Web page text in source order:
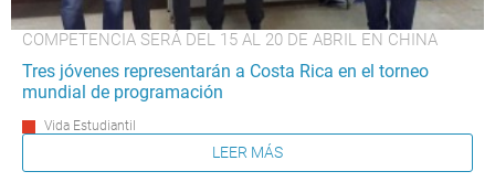
COMPETENCIA SERÁ DEL 15 AL 20 DE ABRIL EN CHINA
Tres jóvenes representarán a Costa Rica en el torneo
mundial de programación
Vida Estudiantil
LEER MÁS